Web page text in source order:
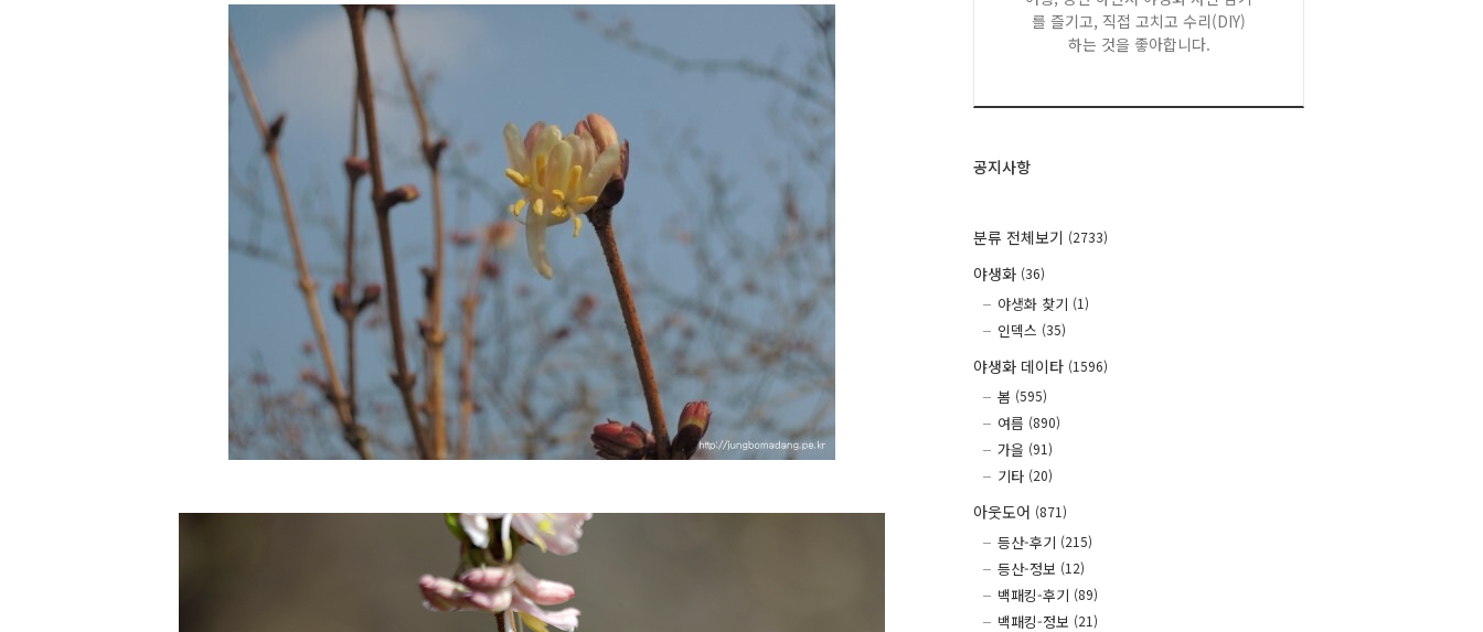
를 즐기고, 직접 고치고 수리(DIY)
하는 것을 좋아합니다.
공지사항
분류 전체보기 (2733)
야생화 (36)
야생화 찾기 (1)
인덱스 (35)
야생화 데이타 (1596)
봄 (595)
여름 (890)
가을 (91)
기타 (20)
아웃도어 (871)
등산-후기 (215)
등산-정보 (12)
백패킹-후기 (89)
백패킹-정보 (21)